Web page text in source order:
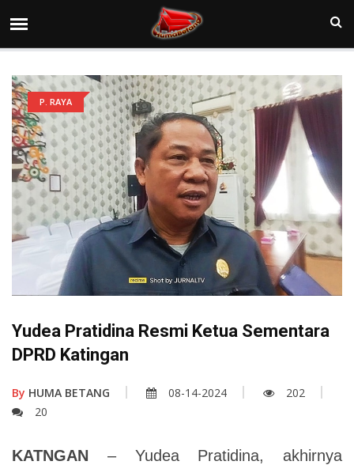
P. RAYA
Yudea Pratidina Resmi Ketua Sementara
DPRD Katingan
By HUMA BETANG 08-14-2024
202
20
KATNGAN – Yudea Pratidina,
akhirnya